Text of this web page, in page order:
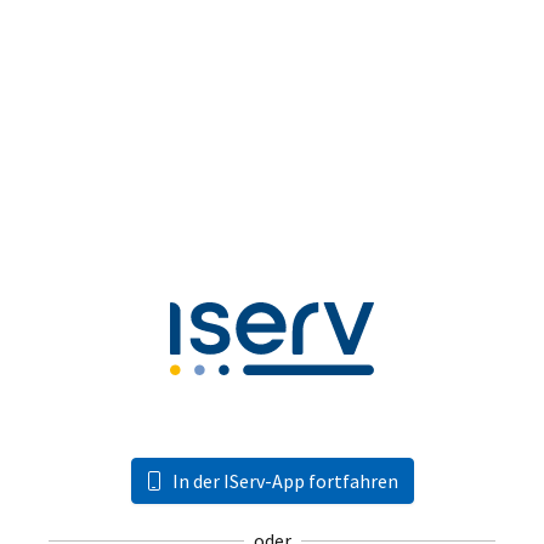
In der IServ-App fortfahren